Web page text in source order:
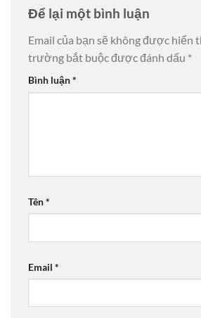
Để lại một bình luận
Email của bạn sẽ không được hiển
trường bắt buộc được đánh dấu *
Bình luận*
Tên*
Email *